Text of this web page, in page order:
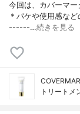
今回は、カバーマー
＊パケや使用感な
------…続きを見る
トリートメ